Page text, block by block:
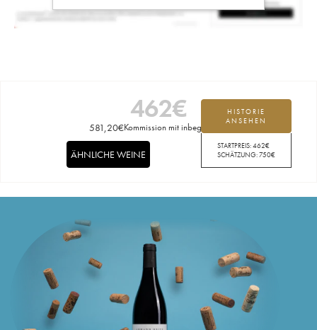
462€
581,20€Kommission mit inbegriffen
HISTORIE
ANSEHEN
STARTPREIS:462€
SCHÄTZUNG:750€
ÄHNLICHE WEINE